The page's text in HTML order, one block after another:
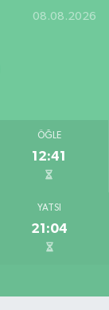
08.08.2026
ÖĞLE
12:41
YATSI
21:04